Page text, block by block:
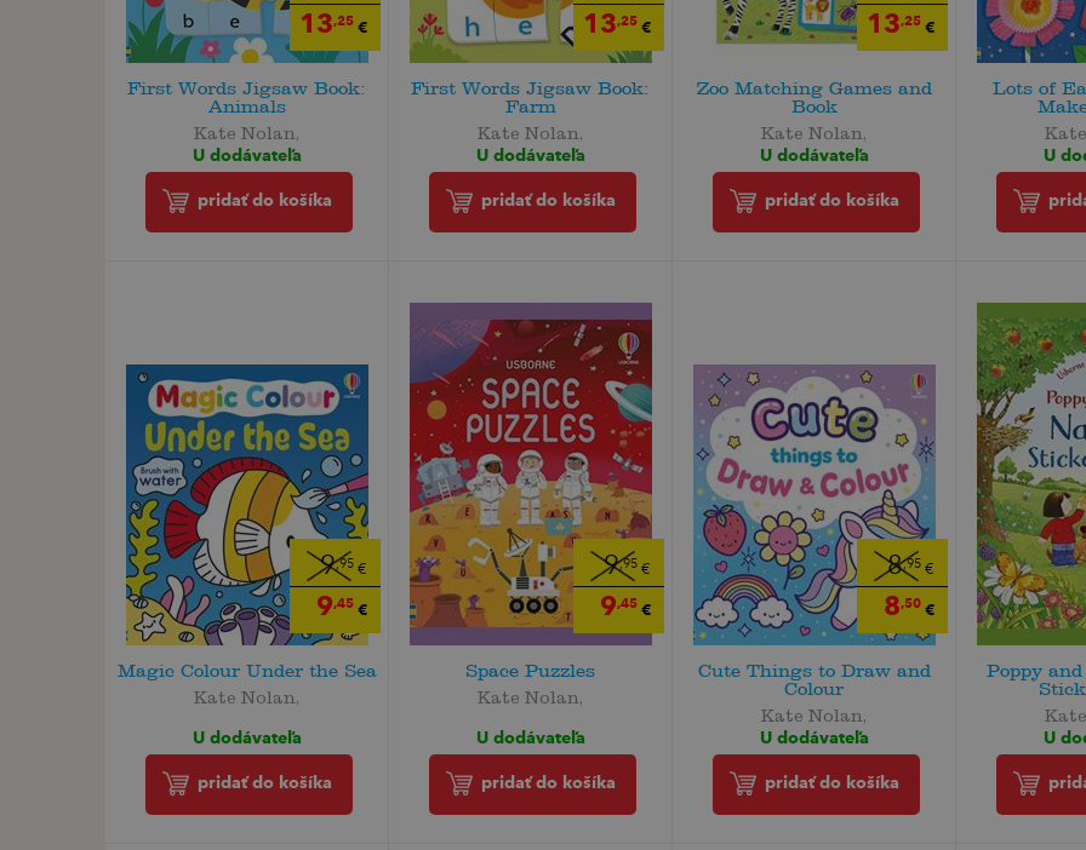
13,25 €
First Words Jigsaw Book:
Animals
Kate Nolan,
U dodávateľa
pridať do košíka
13,25 €
First Words Jigsaw Book:
Farm
Kate Nolan,
U dodávateľa
pridať do košíka
13,25 €
Zoo Matching Games and
Book
Kate Nolan,
U dodávateľa
pridať do košíka
Lots of
U
9,95 €
9,45 €
Magic Colour Under the Sea
Kate Nolan,
U dodávateľa
pridať do košíka
9,95 €
9,45 €
Space Puzzles
Kate Nolan,
U dodávateľa
pridať do košíka
8,95 €
8,50 €
Cute Things to Draw and
Colour
Kate Nolan,
U dodávateľa
pridať do košíka
Poppy
U